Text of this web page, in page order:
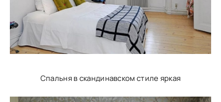
Спальня в скандинавском стиле яркая